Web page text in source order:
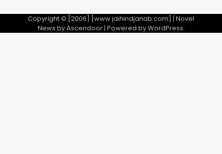
Copyright © [2006] [www.jaihindjanab.com] | Novel
News byAscendoor| Powered byWordPress.